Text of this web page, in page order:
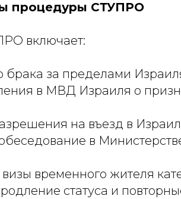
процедуры СТУПРО
включает:
брака за пределами
в МВД Израиля о
на въезд в
в
временного жителя
статуса и